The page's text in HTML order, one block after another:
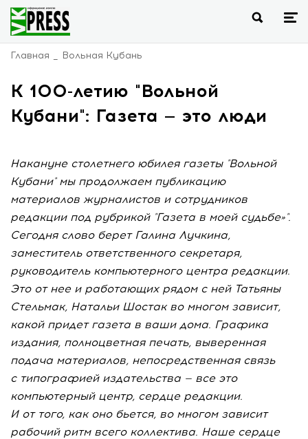
Главная Вольная Кубань
К 100-летию "Вольной
Кубани": Газета — это люди
Накануне столетнего юбилея газеты "Вольной
Кубани" мы продолжаем публикацию
материалов журналистов и сотрудников
редакции под рубрикой "Газета в моей судьбе»".
Сегодня слово берет Галина Лучкина,
заместитель ответственного секретаря,
руководитель компьютерного центра редакции.
Это от нее и работающих рядом с ней Татьяны
Стельмак, Натальи Шостак во многом зависит,
какой придет газета в ваши дома. Графика
издания, полноцветная печать, выверенная
подача материалов, непосредственная связь
с типографией издательства — все это
компьютерный центр, сердце редакции.
И от того, как оно бьется, во многом зависит
рабочий ритм всего коллектива. Наше сердце